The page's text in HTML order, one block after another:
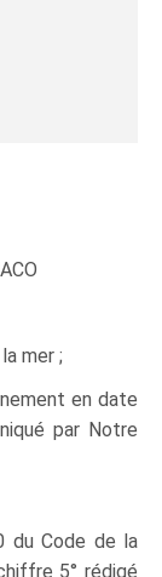
mer ;
en date
par Notre
du Code de la
5° rédigé